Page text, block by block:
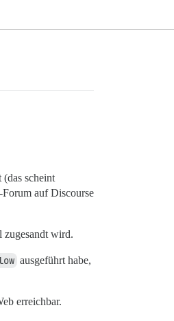
scheint
auf Discourse
zugesandt wird.
ausgeführt habe,
erreichbar.